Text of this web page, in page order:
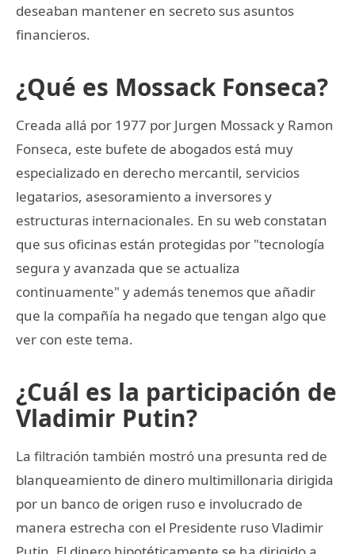
deseaban mantener en secreto sus asuntos
financieros.
¿Qué es Mossack Fonseca?
Creada allá por 1977 por Jurgen Mossack y Ramon
Fonseca, este bufete de abogados está muy
especializado en derecho mercantil, servicios
legatarios, asesoramiento a inversores y
estructuras internacionales. En su web constatan
que sus oficinas están protegidas por "tecnología
segura y avanzada que se actualiza
continuamente" y además tenemos que añadir
que la compañía ha negado que tengan algo que
ver con este tema.
¿Cuál es la participación de
Vladimir Putin?
La filtración también mostró una presunta red de
blanqueamiento de dinero multimillonaria dirigida
por un banco de origen ruso e involucrado de
manera estrecha con el Presidente ruso Vladimir